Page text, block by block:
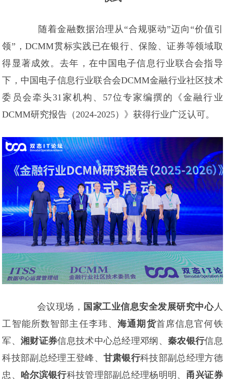
随着金融数据治理从“合规驱动”迈向“价值引
领”，DCMM贯标实践已在银行、保险、证券等领域取
得显著成效。去年，在中国电子信息行业联合会指导
下，中国电子信息行业联合会DCMM金融行业社区技术
委员会牵头31家机构、57位专家编撰的《金融行业
DCMM研究报告（2024-2025）》获得行业广泛认可。
会议现场， 国家工业信息安全发展研究中心人
工智能所数智部主任李玮、海通期货首席信息官何铁
军、湘财证券信息技术中心总经理邓纲、秦农银行信息
科技部副总经理王登峰、 甘肃银行科技部副总经理方德
忠、 哈尔滨银行科技管理部副总经理杨明明、 甬兴证券